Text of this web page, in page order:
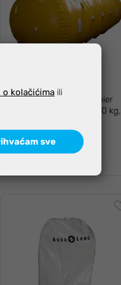
JWA padobran premier
cilindrični zatvoreni 500 kg,
Pošaljite upit
o kolačićima ili
sve